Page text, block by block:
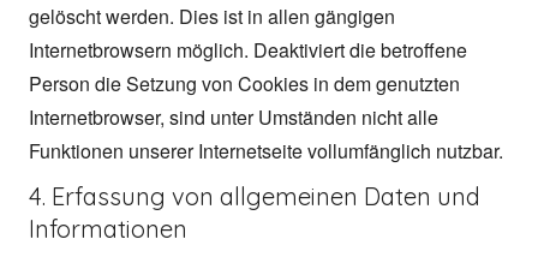
gelöscht werden. Dies ist in allen gängigen
Internetbrowsern möglich. Deaktiviert die betroffene
Person die Setzung von Cookies in dem genutzten
Internetbrowser, sind unter Umständen nicht alle
Funktionen unserer Internetseite vollumfänglich nutzbar.
4. Erfassung von allgemeinen Daten und
Informationen